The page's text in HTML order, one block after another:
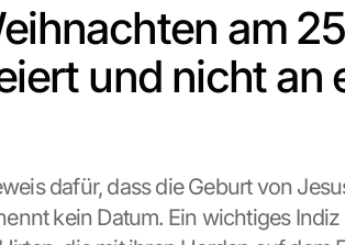
am
und nicht an
dafür, dass die Geburt von
kein Datum. Ein wichtiges